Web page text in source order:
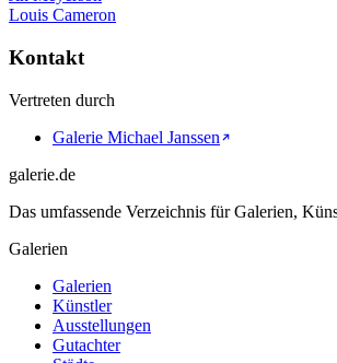
Louis Cameron
Kontakt
Vertreten durch
Galerie Michael Janssen
galerie.de
Das umfassende Verzeichnis für Galerien,
Galerien
Galerien
Künstler
Ausstellungen
Gutachter